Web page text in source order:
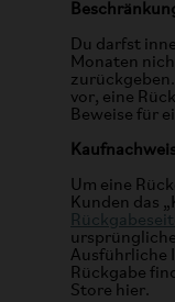
Du darfst
Monaten
vor, eine
Beweise für
Um eine
Kunden das
Ausführliche
Rückgabe
Store hier.